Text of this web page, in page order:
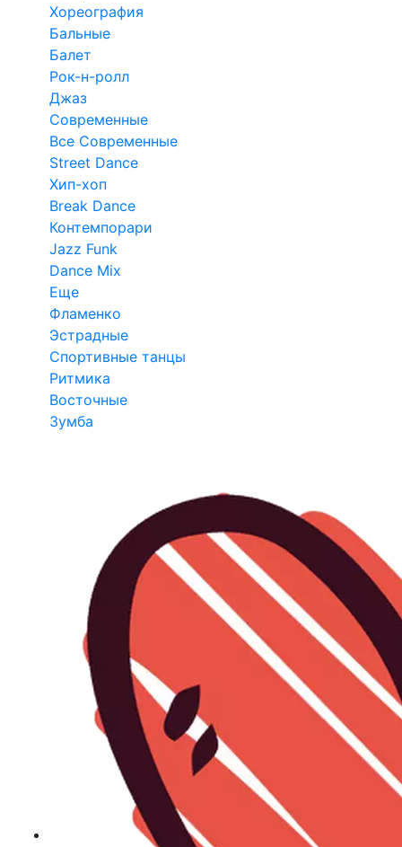
Хореография
Бальные
Балет
Рок-н-ролл
Джаз
Современные
Все Современные
Street Dance
Хип-хоп
Break Dance
Контемпорари
Jazz Funk
Dance Mix
Еще
Фламенко
Эстрадные
Спортивные танцы
Ритмика
Восточные
Зумба